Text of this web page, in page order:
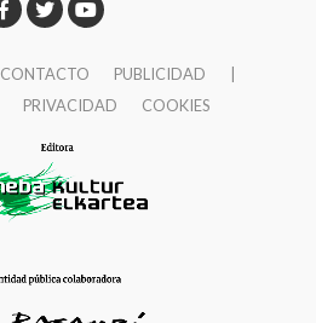
CONTACTO PUBLICIDAD
PRIVACIDAD COOKIES